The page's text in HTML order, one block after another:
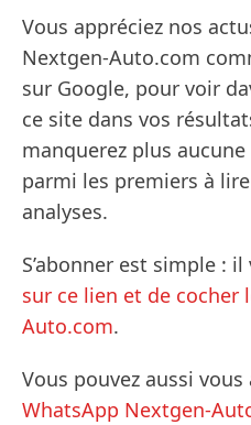
Vous appréciez nos
Nextgen-Auto.com
sur Google, pour voir
ce site dans vos
manquerez plus
parmi les premiers à
analyses.
S’abonner est simple :
sur ce lien et de cocher
Auto.com.
Vous pouvez aussi vous
WhatsApp Nextgen-